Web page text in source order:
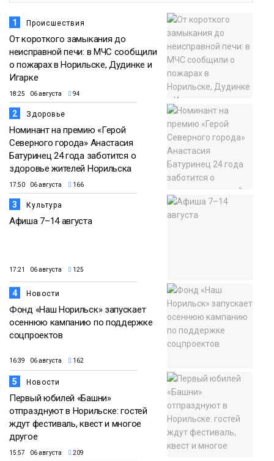
1 Происшествия
От короткого замыкания до
неисправной печи: в МЧС сообщили
о пожарах в Норильске, Дудинке и
Игарке
18:25 06 августа 94
2 Здоровье
Номинант на премию «Герой
Северного города» Анастасия
Батуринец 24 года заботится о
здоровье жителей Норильска
17:50 06 августа 166
3 Культура
Афиша 7–14 августа
17:21 06 августа 125
4 Новости
Фонд «Наш Норильск» запускает
осеннюю кампанию по поддержке
соцпроектов
16:39 06 августа 162
5 Новости
Первый юбилей «Башни»
отпразднуют в Норильске: гостей
ждут фестиваль, квест и многое
другое
15:57 06 августа 209